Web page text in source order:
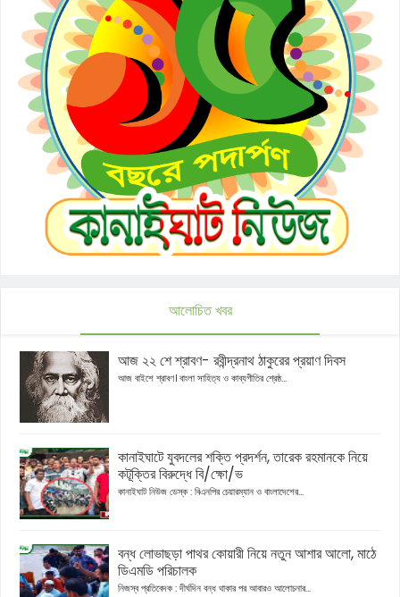
আলোচিত খবর
আজ ২২ শে শ্রাবণ- রবীন্দ্রনাথ ঠাকুরের প্রয়াণ দিবস
আজ বাইশে শ্রাবণ। বাংলা সাহিত্য ও কাব্যগীতির শ্রেষ্ঠ...
কানাইঘাটে যুবদলের শক্তি প্রদর্শন, তারেক রহমানকে নিয়ে
কটূক্তির বিরুদ্ধে বি/ক্ষো/ভ
কানাইঘাট নিউজ ডেস্ক : বিএনপির চেয়ারম্যান ও বাংলাদেশের...
বন্ধ লোভাছড়া পাথর কোয়ারী নিয়ে নতুন আশার আলো, মাঠে
ডিএমডি পরিচালক
নিজস্ব প্রতিবেদক : দীর্ঘদিন বন্ধ থাকার পর আবারও আলোচনার...